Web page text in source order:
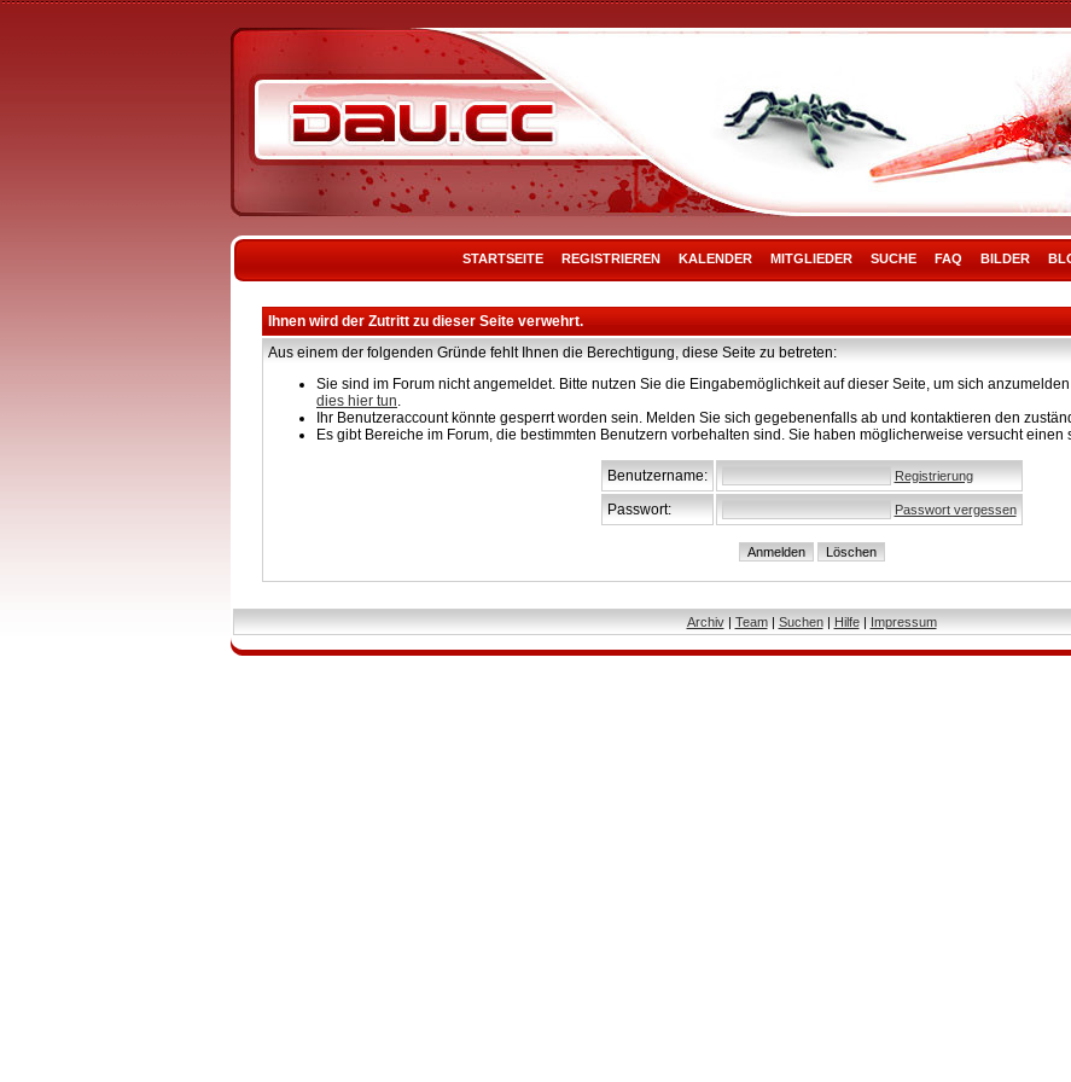
STARTSEITE REGISTRIEREN KALENDER MITGLIEDER SUCHE FAQ BILDER
Ihnen wird der Zutritt zu dieser Seite verwehrt.
Aus einem der folgenden Gründe fehlt Ihnen die Berechtigung, diese Seite zu betreten:
Sie sind im Forum nicht angemeldet. Bitte nutzen Sie die Eingabemöglichkeit auf dieser Seite, um sich
dies hier tun.
Ihr Benutzeraccount könnte gesperrt worden sein. Melden Sie sich gegebenenfalls ab und kontaktieren den
Es gibt Bereiche im Forum, die bestimmten Benutzern vorbehalten sind. Sie haben möglicherweise versucht einen
Benutzername: Registrierung
Passwort: Passwort vergessen
Archiv| Team| Suchen| Hilfe| Impressum